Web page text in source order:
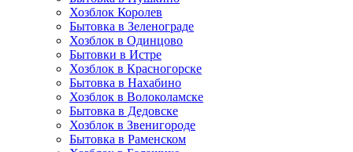
Хозблок Королев
Бытовка в Зеленограде
Хозблок в Одинцово
Бытовки в Истре
Хозблок в Красногорске
Бытовка в Нахабино
Хозблок в Волоколамске
Бытовкa в Дедовске
Хозблок в Звенигороде
Бытовка в Раменском